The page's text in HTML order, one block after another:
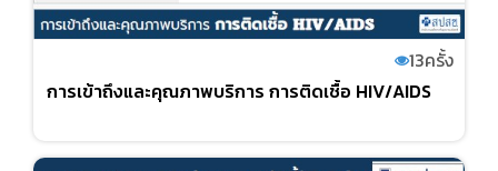
13ครั้ง
การเข้าถึงและคุณภาพบริการ การติดเชื้อ HIV/AIDS